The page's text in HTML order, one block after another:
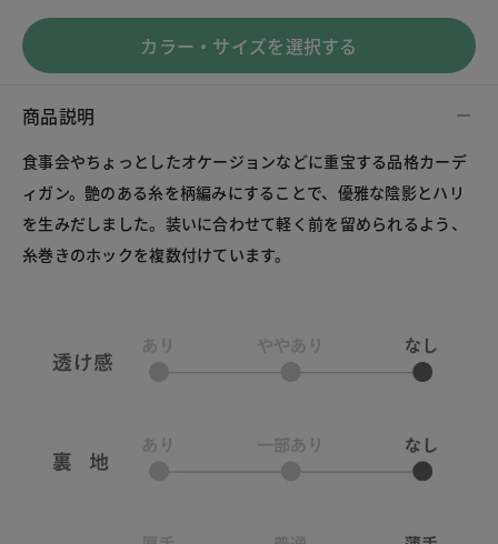
カラー・サイズを選択する
商品説明
食事会やちょっとしたオケージョンなどに重宝する品格カーデ
ィガン。艶のある糸を柄編みにすることで、優雅な陰影とハリ
を生みだしました。装いに合わせて軽く前を留められるよう、
糸巻きのホックを複数付けています。